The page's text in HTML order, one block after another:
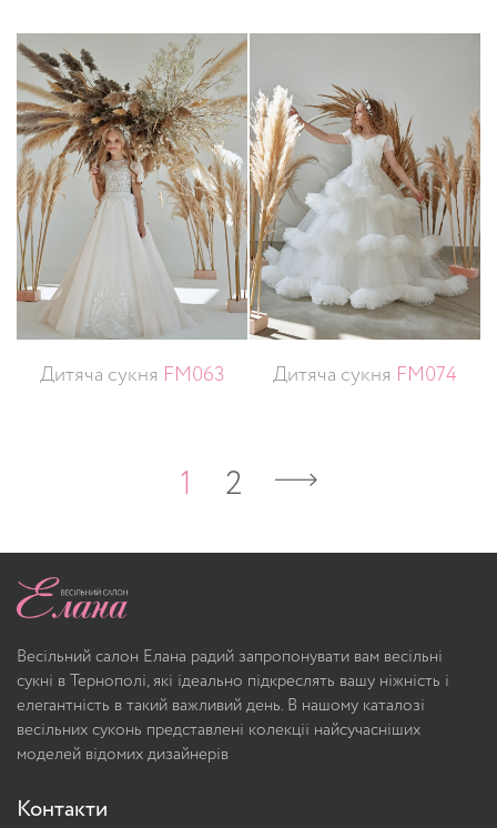
Дитяча сукня FM063 Дитяча сукня FM074
1 2
Весільний салон Елана радий запропонувати вам весільні
сукні в Тернополі, які ідеально підкреслять вашу ніжність і
елегантність в такий важливий день. В нашому каталозі
весільних суконь представлені колекції найсучасніших
моделей відомих дизайнерів
Контакти